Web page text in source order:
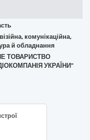
комунікаційна,
й обладнання
ТОВАРИСТВО
УКРАЇНИ"